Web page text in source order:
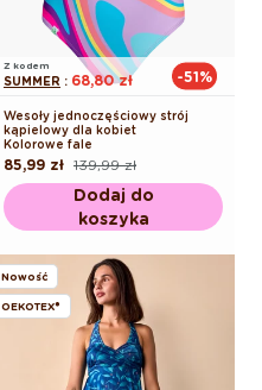
Z kodem
SUMMER : 68,80 zł -51%
Wesoły jednoczęściowy strój
kąpielowy dla kobiet
Kolorowe fale
Cena
regularna
139,99 zł
Cena
promocyjna
85,99 zł
Dodaj do
koszyka
Nowość
OEKOTEX®